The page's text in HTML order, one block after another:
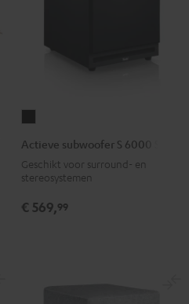
subwoofer
6000
Zwart
Actieve subwoofer S 6000 SW
Geschikt voor surround- en
stereosystemen
€ 569,99